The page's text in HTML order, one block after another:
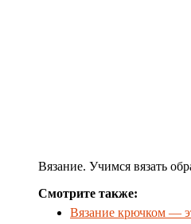
Вязание. Учимся вязать
Смотрите также:
Вязание крючком —